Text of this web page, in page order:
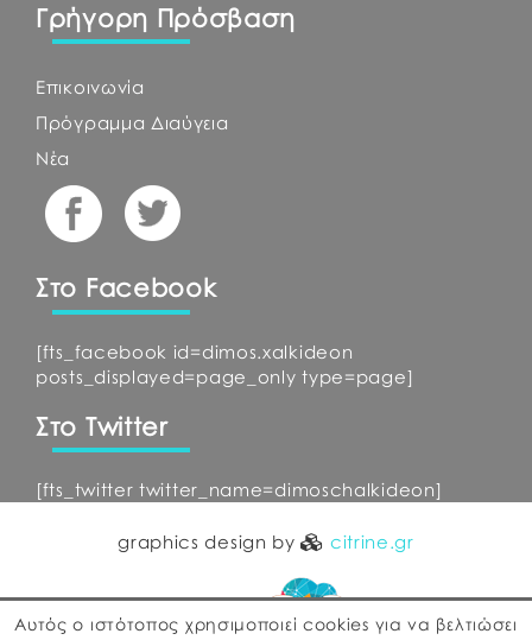
Γρήγορη Πρόσβαση
Επικοινωνία
Πρόγραμμα Διαύγεια
Νέα
Στο Facebook
[fts_facebook id=dimos.xalkideon
posts_displayed=page_only type=page]
Στο Twitter
[fts_twitter twitter_name=dimoschalkideon]
graphics design by citrine.gr
Αυτός ο ιστότοπος χρησιμοποιεί cookies για να βελτιώσει